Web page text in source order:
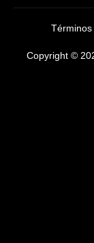
Copyright ©
Términos